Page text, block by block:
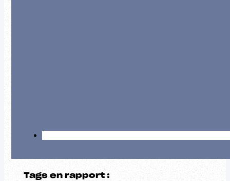
Tags en rapport :